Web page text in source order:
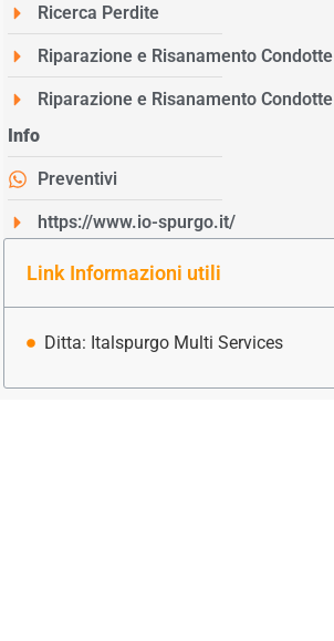
Ricerca Perdite
Riparazione e Risanamento Condotte
Riparazione e Risanamento Condotte
Info
Preventivi
https://www.io-spurgo.it/
Link Informazioni utili
Ditta: Italspurgo Multi Services